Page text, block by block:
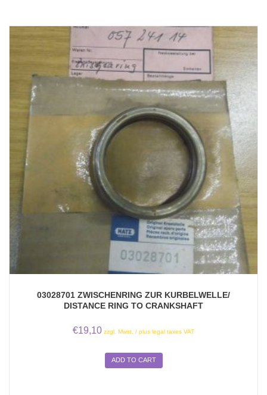
03028701 ZWISCHENRING ZUR KURBELWELLE/
DISTANCE RING TO CRANKSHAFT
€19,10 zzgl. Mwst. / plus legal taxes VAT
ADD TO CART